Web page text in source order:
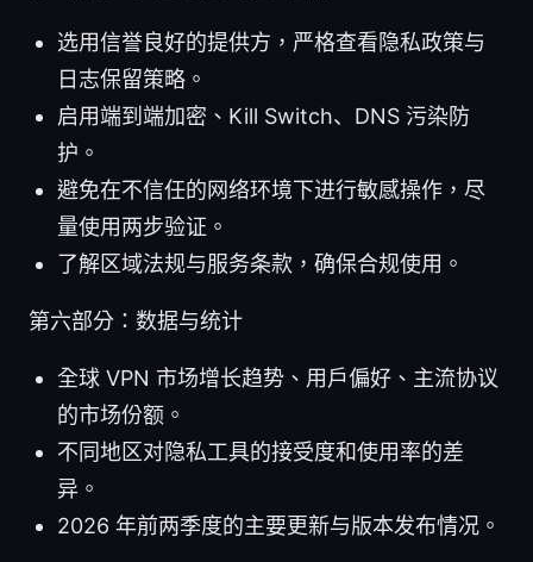
选用信誉良好的提供方，严格查看隐私政策与
日志保留策略。
启用端到端加密、Kill Switch、DNS 污染防
护。
避免在不信任的网络环境下进行敏感操作，尽
量使用两步验证。
了解区域法规与服务条款，确保合规使用。
第六部分：数据与统计
全球 VPN 市场增长趋势、用户偏好、主流协议
的市场份额。
不同地区对隐私工具的接受度和使用率的差
异。
2026 年前两季度的主要更新与版本发布情况。